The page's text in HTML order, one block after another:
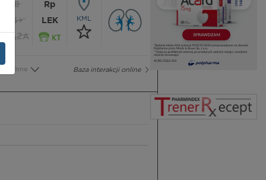
18
65+
CIĄŻA
Rp
LEK
KML
Baza interakcji online
Inne